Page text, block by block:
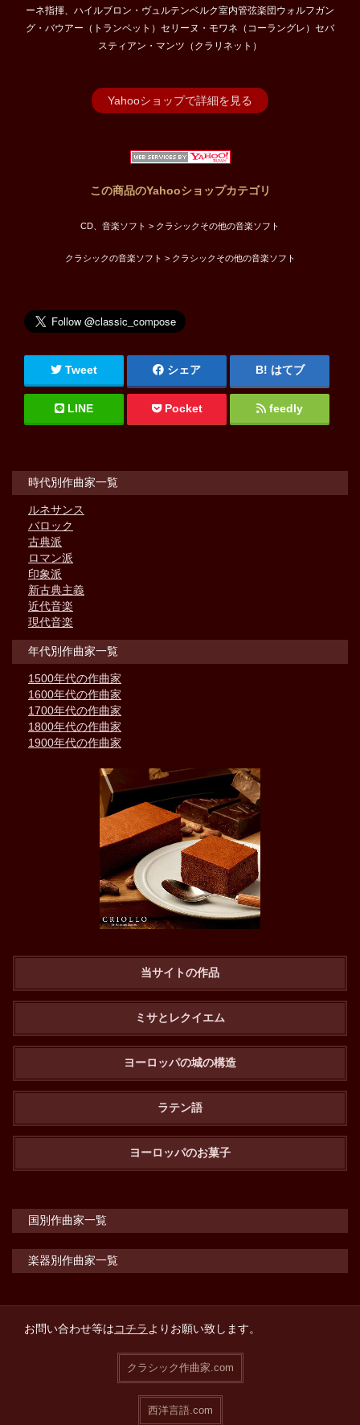
ーネ指揮、ハイルブロン・ヴュルテンベルク室内管弦楽団ウォルフガン
グ・バウアー（トランペット）セリーヌ・モワネ（コーラングレ）セバ
スティアン・マンツ（クラリネット）
Yahooショップで詳細を見る
この商品のYahooショップカテゴリ
CD、音楽ソフト > クラシックその他の音楽ソフト
クラシックの音楽ソフト > クラシックその他の音楽ソフト
Tweet シェア はてブ
LINE Pocket feedly
時代別作曲家一覧
ルネサンス
バロック
古典派
ロマン派
印象派
新古典主義
近代音楽
現代音楽
年代別作曲家一覧
1500年代の作曲家
1600年代の作曲家
1700年代の作曲家
1800年代の作曲家
1900年代の作曲家
当サイトの作品
ミサとレクイエム
ヨーロッパの城の構造
ラテン語
ヨーロッパのお菓子
国別作曲家一覧
楽器別作曲家一覧
お問い合わせ等はコチラよりお願い致します。
クラシック作曲家.com
西洋言語.com